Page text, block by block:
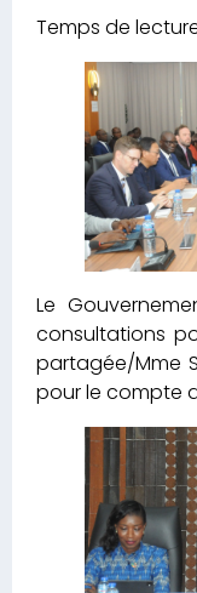
Le
consultations
partagée/Mme
pour le compte